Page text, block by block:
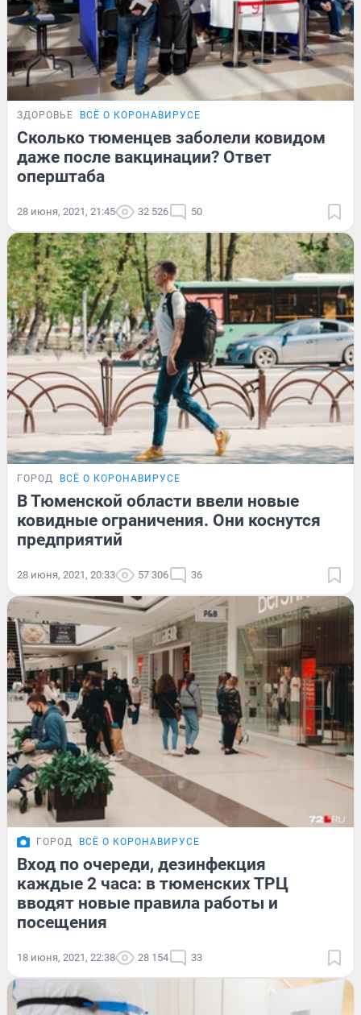
ЗДОРОВЬЕ ВСЁ О КОРОНАВИРУСЕ
Сколько тюменцев заболели ковидом
даже после вакцинации? Ответ
оперштаба
28 июня, 2021, 21:45 32 526 50
ГОРОД ВСЁ О КОРОНАВИРУСЕ
В Тюменской области ввели новые
ковидные ограничения. Они коснутся
предприятий
28 июня, 2021, 20:33 57 306 36
ГОРОД ВСЁ О КОРОНАВИРУСЕ
Вход по очереди, дезинфекция
каждые 2 часа: в тюменских ТРЦ
вводят новые правила работы и
посещения
18 июня, 2021, 22:38 28 154 33